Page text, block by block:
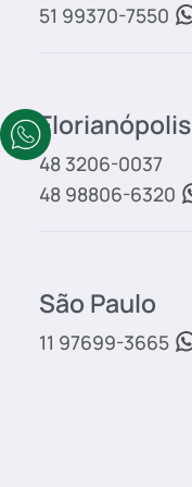
51 99370-7550
Florianópolis
48 3206-0037
48 98806-6320
São Paulo
11 97699-3665